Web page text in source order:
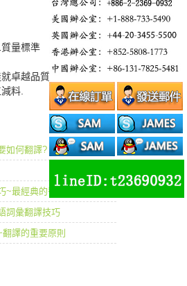
量標準
卓越品質
料.
如何翻譯?
~最經典的替換詞
詞彙翻譯技巧
譯的重要原則